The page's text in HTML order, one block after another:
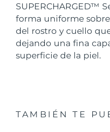
SUPERCHARGED™
forma uniforme
del rostro y cuello
dejando una fina
superficie de la piel.
TAMBIÉN TE